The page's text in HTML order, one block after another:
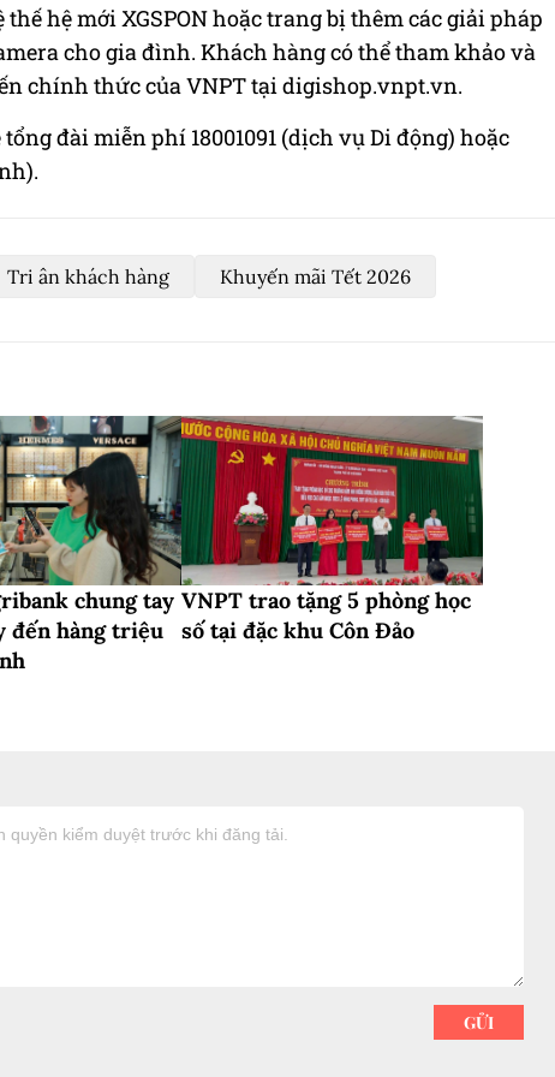
hệ mới XGSPON hoặc trang bị thêm các giải pháp
cho gia đình. Khách hàng có thể tham khảo và
chính thức của VNPT tại digishop.vnpt.vn.
đài miễn phí 18001091 (dịch vụ Di động) hoặc
Tri ân khách hàng
Khuyến mãi Tết 2026
chung tay
đến hàng triệu
VNPT trao tặng 5 phòng học
số tại đặc khu Côn Đảo